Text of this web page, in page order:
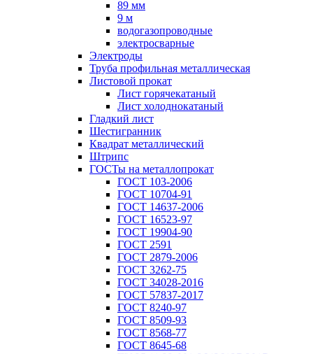
89 мм
9 м
водогазопроводные
электросварные
Электроды
Труба профильная металлическая
Листовой прокат
Лист горячекатаный
Лист холоднокатаный
Гладкий лист
Шестигранник
Квадрат металлический
Штрипс
ГОСТы на металлопрокат
ГОСТ 103-2006
ГОСТ 10704-91
ГОСТ 14637-2006
ГОСТ 16523-97
ГОСТ 19904-90
ГОСТ 2591
ГОСТ 2879-2006
ГОСТ 3262-75
ГОСТ 34028-2016
ГОСТ 57837-2017
ГОСТ 8240-97
ГОСТ 8509-93
ГОСТ 8568-77
ГОСТ 8645-68